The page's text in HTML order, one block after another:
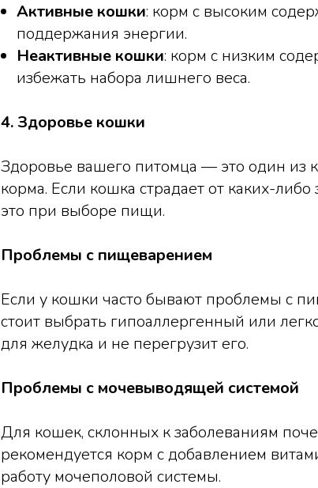
Активные кошки: корм с высоким
поддержания энергии.
Неактивные кошки: корм с низким
избежать набора лишнего веса.
4. Здоровье кошки
Здоровье вашего питомца — это один из
корма. Если кошка страдает от каких-
это при выборе пищи.
Проблемы с пищеварением
Если у кошки часто бывают проблемы с
стоит выбрать гипоаллергенный или
для желудка и не перегрузит его.
Проблемы с мочевыводящей системой
Для кошек, склонных к заболеваниям
рекомендуется корм с добавлением
работу мочеполовой системы.